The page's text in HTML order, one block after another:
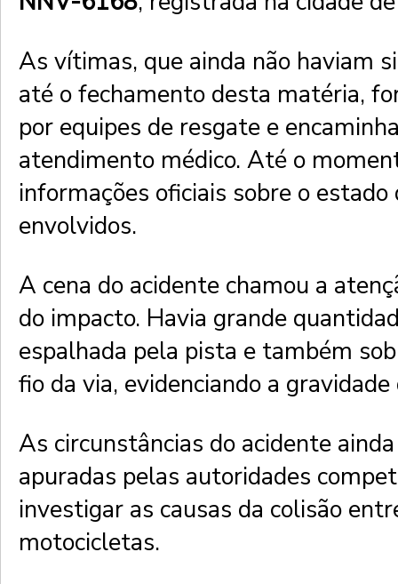
As vítimas, que ainda não haviam
até o fechamento desta matéria,
por equipes de resgate e
atendimento médico. Até o
informações oficiais sobre o estado
envolvidos.
A cena do acidente chamou a
do impacto. Havia grande
espalhada pela pista e também
fio da via, evidenciando a gravidade
As circunstâncias do acidente
apuradas pelas autoridades
investigar as causas da colisão
motocicletas.